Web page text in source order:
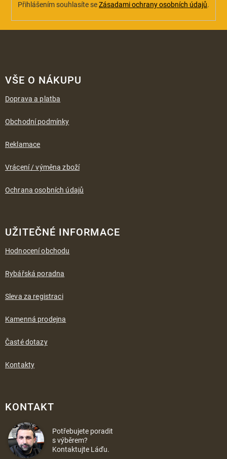
Přihlášením souhlasíte seZásadami ochrany osobních údajů.
VŠE O NÁKUPU
Doprava a platba
Obchodní podmínky
Reklamace
Vrácení / výměna zboží
Ochrana osobních údajů
UŽITEČNÉ INFORMACE
Hodnocení obchodu
Rybářská poradna
Sleva za registraci
Kamenná prodejna
Časté dotazy
Kontakty
KONTAKT
Potřebujete poradit
s výběrem?
Kontaktujte Láďu.